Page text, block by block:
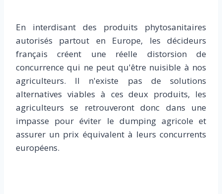
En interdisant des produits phytosanitaires
autorisés partout en Europe, les décideurs
français créent une réelle distorsion de
concurrence qui ne peut qu'être nuisible à nos
agriculteurs. Il n'existe pas de solutions
alternatives viables à ces deux produits, les
agriculteurs se retrouveront donc dans une
impasse pour éviter le dumping agricole et
assurer un prix équivalent à leurs concurrents
européens.